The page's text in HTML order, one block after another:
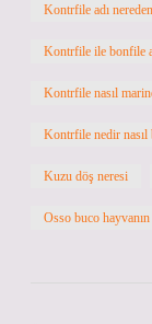
Kontrfile adı
Kontrfile ile bonfile
Kontrfile nasıl
Kontrfile nedir nasıl
Kuzu döş neresi
Osso buco